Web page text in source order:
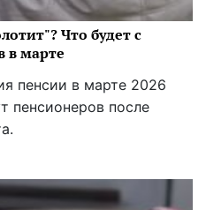
Что будет с
в марте
пенсии в марте 2026
пенсионеров после